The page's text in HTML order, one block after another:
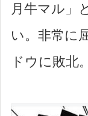
月牛マル」
い。非常に
ドウに敗北